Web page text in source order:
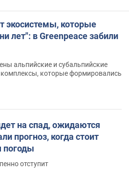
экосистемы, которые
лет": в Greenpeace забили
альпийские и субальпийские
которые формировались
на спад, ожидаются
прогноз, когда стоит
погоды
отступит